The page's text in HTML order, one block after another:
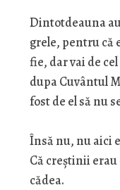
Dintotdeauna
grele, pentru că
fie, dar vai de
dupa Cuvântul
fost de el să nu
Însă nu, nu aici
Că creștinii
cădea.